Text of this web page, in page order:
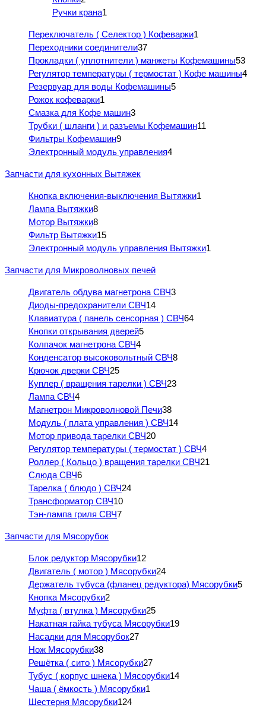
Ручки крана1
Переключатель ( Селектор ) Кофеварки1
Переходники соединители37
Прокладки ( уплотнители ) манжеты Кофемашины53
Регулятор температуры ( термостат ) Кофе машины4
Резервуар для воды Кофемашины5
Рожок кофеварки1
Смазка для Кофе машин3
Трубки ( шланги ) и разъемы Кофемашин11
Фильтры Кофемашин9
Электронный модуль управления4
Запчасти для кухонных Вытяжек
Кнопка включения-выключения Вытяжки1
Лампа Вытяжки8
Мотор Вытяжки8
Фильтр Вытяжки15
Электронный модуль управления Вытяжки1
Запчасти для Микроволновых печей
Двигатель обдува магнетрона СВЧ3
Диоды-предохранители СВЧ14
Клавиатура ( панель сенсорная ) СВЧ64
Кнопки открывания дверей5
Колпачок магнетрона СВЧ4
Конденсатор высоковольтный СВЧ8
Крючок дверки СВЧ25
Куплер ( вращения тарелки ) СВЧ23
Лампа СВЧ4
Магнетрон Микроволновой Печи38
Модуль ( плата управления ) СВЧ14
Мотор привода тарелки СВЧ20
Регулятор температуры ( термостат ) СВЧ4
Роллер ( Кольцо ) вращения тарелки СВЧ21
Слюда СВЧ6
Тарелка ( блюдо ) СВЧ24
Трансформатор СВЧ10
Тэн-лампа гриля СВЧ7
Запчасти для Мясорубок
Блок редуктор Мясорубки12
Двигатель ( мотор ) Мясорубки24
Держатель тубуса (фланец редуктора) Мясорубки5
Кнопка Мясорубки2
Муфта ( втулка ) Мясорубки25
Накатная гайка тубуса Мясорубки19
Насадки для Мясорубок27
Нож Мясорубки38
Решётка ( сито ) Мясорубки27
Тубус ( корпус шнека ) Мясорубки14
Чаша ( ёмкость ) Мясорубки1
Шестерня Мясорубки124